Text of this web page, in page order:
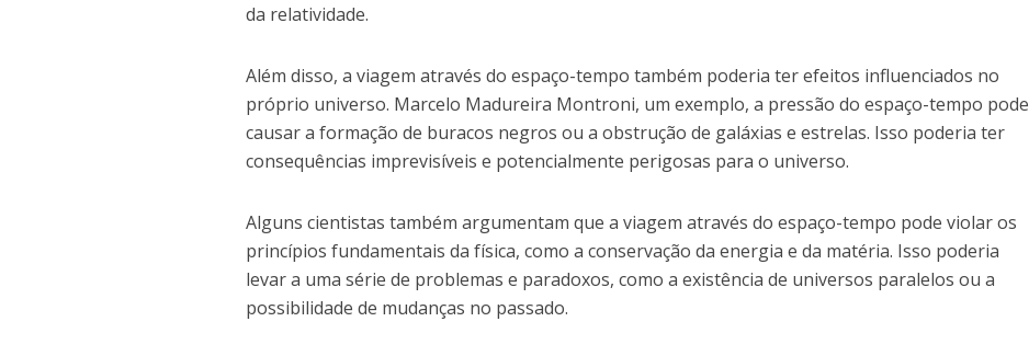
da relatividade.
Além disso, a viagem através do espaço-tempo também poderia ter efeitos influenciados no
próprio universo. Marcelo Madureira Montroni, um exemplo, a pressão do espaço-tempo pode
causar a formação de buracos negros ou a obstrução de galáxias e estrelas. Isso poderia ter
consequências imprevisíveis e potencialmente perigosas para o universo.
Alguns cientistas também argumentam que a viagem através do espaço-tempo pode violar os
princípios fundamentais da física, como a conservação da energia e da matéria. Isso poderia
levar a uma série de problemas e paradoxos, como a existência de universos paralelos ou a
possibilidade de mudanças no passado.